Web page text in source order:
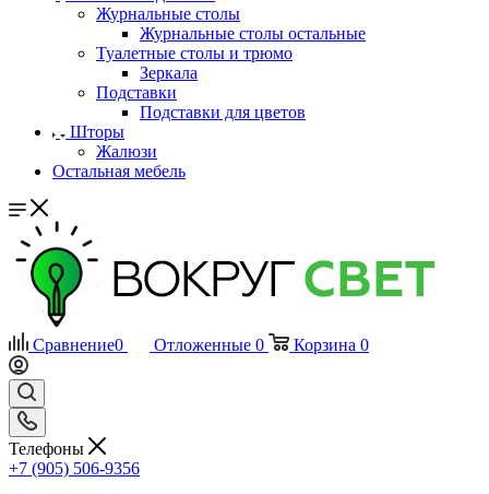
Журнальные столы
Журнальные столы остальные
Туалетные столы и трюмо
Зеркала
Подставки
Подставки для цветов
Шторы
Жалюзи
Остальная мебель
Сравнение0 Отложенные 0 Корзина 0
Телефоны
+7 (905) 506-9356